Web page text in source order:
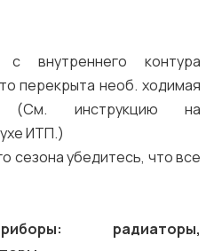
внутреннего контура
перекрыта необ. ходимая
инструкцию на
ИТП.)
сезона убедитесь, что все
радиаторы,